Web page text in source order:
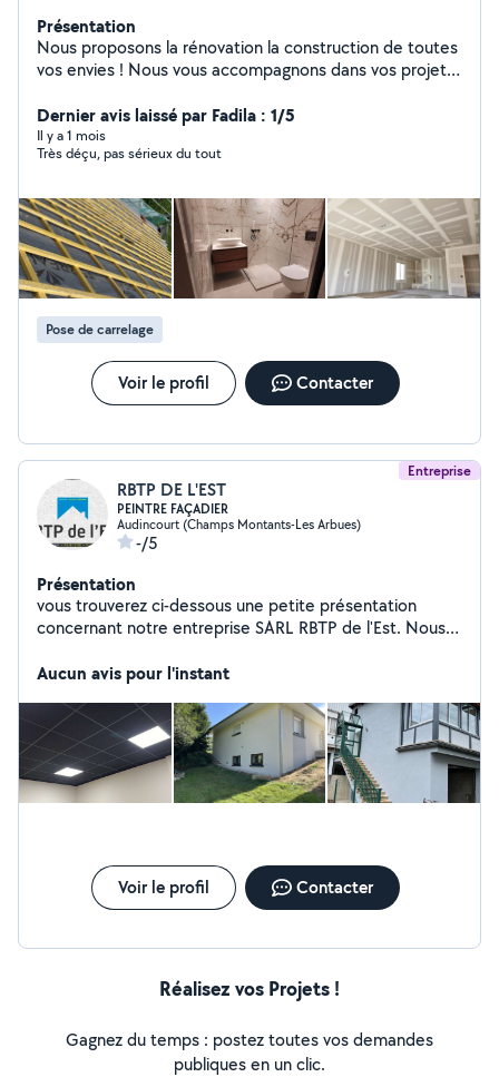
Présentation
Nous proposons la rénovation la construction de toutes
vos envies ! Nous vous accompagnons dans vos projets,
qualité et de sérénité.
Dernier avis laissé par Fadila : 1/5
Il y a 1 mois
Très déçu, pas sérieux du tout
Pose de carrelage
Voir le profil Contacter
Entreprise
RBTP DE L'EST
PEINTRE FAÇADIER
Audincourt (Champs Montants-Les Arbues)
-/5
Présentation
vous trouverez ci-dessous une petite présentation
concernant notre entreprise SARL RBTP de l'Est. Nous
Je vous détail ainsi toute les prestations que nous vous
sont le Placo, la Peinture, l'enduit, ITI, ITE, le ravalement
de façade, l'échafaudage, l'isolation des combles
perdus, le flocage ainsi que le soulage.
Aucun avis pour l'instant
Voir le profil Contacter
Réalisez vos Projets !
Gagnez du temps : postez toutes vos demandes
publiques en un clic.